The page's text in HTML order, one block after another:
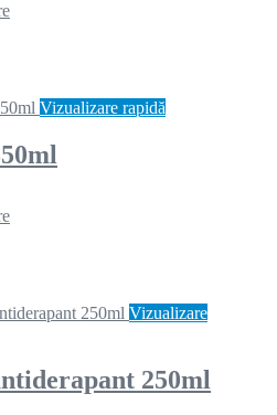
Vizualizare rapidă
Vizualizare
250ml